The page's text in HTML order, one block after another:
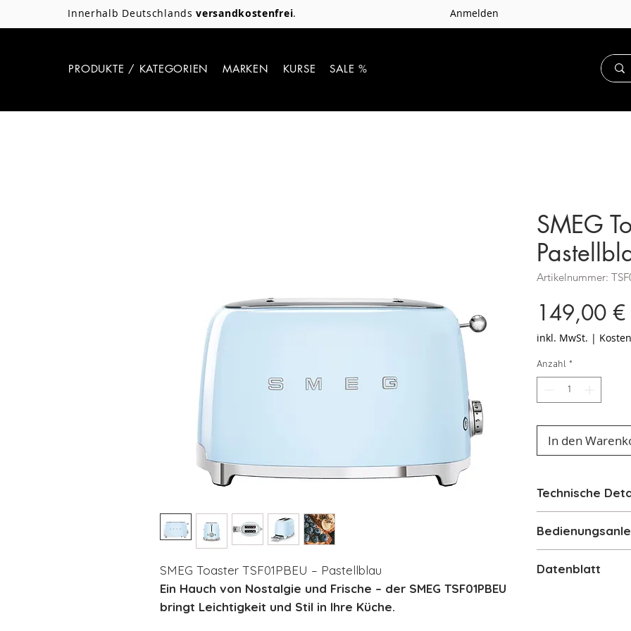
Innerhalb Deutschlandsversandkostenfrei. Anmelden
PRODUKTE / KATEGORIEN MARKEN KURSE SALE %
SMEG Toaster TSF01PBEU – Pastellblau
Ein Hauch von Nostalgie und Frische – der SMEG TSF01PBEU
bringt Leichtigkeit und Stil in Ihre Küche.
SMEG
Artikelnummer:
149,00 €
inkl. MwSt. |
Anzahl *
In den
Technische
Extra breite,
nach Röstende
Datenblatt